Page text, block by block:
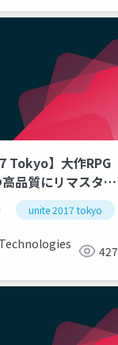
Tokyo】大作RPG
品質にリマスター
活用
unite 2017 tokyo
427